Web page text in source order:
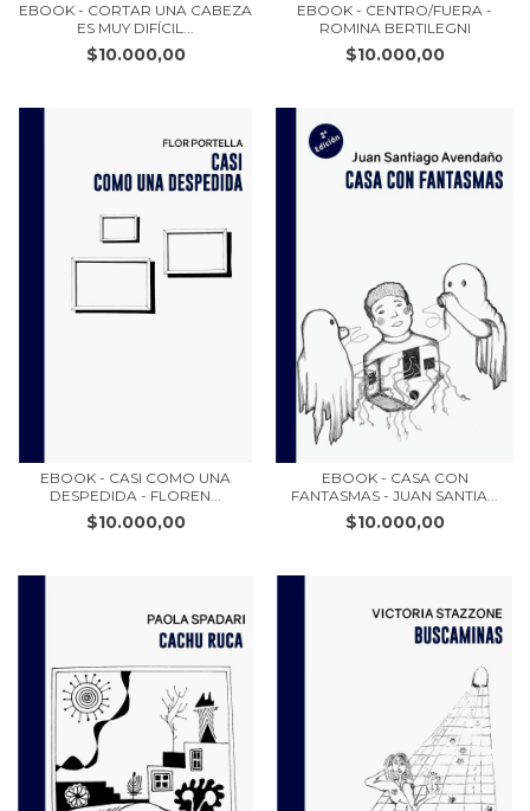
EBOOK - CORTAR UNA CABEZA
ES MUY DIFÍCIL...
$10.000,00
EBOOK - CENTRO/FUERA -
ROMINA BERTILEGNI
$10.000,00
EBOOK - CASI COMO UNA
DESPEDIDA - FLOREN...
$10.000,00
EBOOK - CASA CON
FANTASMAS - JUAN SANTIA...
$10.000,00